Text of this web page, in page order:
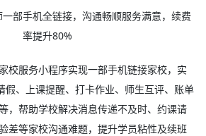
部手机全链接，沟通畅顺服务满意，续费
率提升80%
校服务小程序实现一部手机链接家校，实
假、上课提醒、打卡作业、师生互评、账单
，帮助学校解决消息传递不及时、约课请
差等家校沟通难题，提升学员粘性及续班